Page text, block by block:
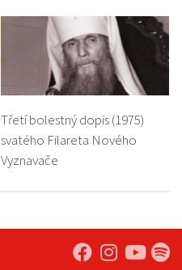
Třetí bolestný dopis (1975)
svatého Filareta Nového
Vyznavače